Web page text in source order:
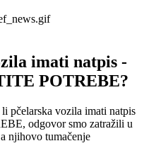
imati natpis -
POTREBE?
pčelarska vozila imati natpis
odgovor smo zatražili u
njihovo tumačenje